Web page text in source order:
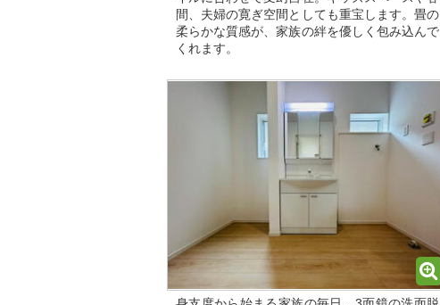
間、夫婦の寛ぎ空間としても重宝します。畳の
柔らかな質感が、家族の絆を優しく包み込んで
くれます。